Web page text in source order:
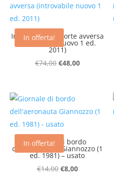
€100,00.€58,00.
In offerta!
In balia di una sorte avversa
(introvabile nuovo 1 ed.
2011)
€74,00 Il
era:
€74,00.
€48,00Il
€48,00.
In offerta!
Giornale di bordo
dell’aeronauta Giannozzo (1
ed. 1981) – usato
€14,00 Il
€8,00Il